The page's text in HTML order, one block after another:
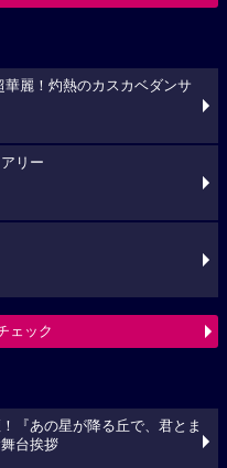
麗！灼熱のカスカベダンサ
リー
ェック
『あの星が降る丘で、君とま
台挨拶